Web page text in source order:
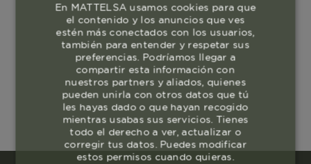
En MATTELSA usamos cookies para que
el contenido y los anuncios que ves
estén más conectados con los usuarios,
también para entender y respetar sus
preferencias. Podríamos llegar a
compartir esta información con
nuestros partners y aliados, quienes
pueden unirla con otros datos que tú
les hayas dado o que hayan recogido
mientras usabas sus servicios. Tienes
todo el derecho a ver, actualizar o
corregir tus datos. Puedes modificar
estos permisos cuando quieras.